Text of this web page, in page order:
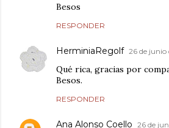
Besos
RESPONDER
HerminiaRegolf 26 de junio
Qué rica, gracias por
Besos.
RESPONDER
Ana Alonso Coello 26 de